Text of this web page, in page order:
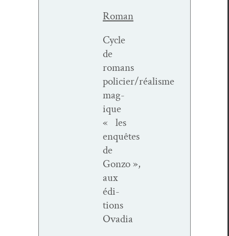
Roman
Cycle
de
romans
policier/réalisme
mag­
ique
« les
enquêtes
de
Gonzo »,
aux
édi­
tions
Ovadia